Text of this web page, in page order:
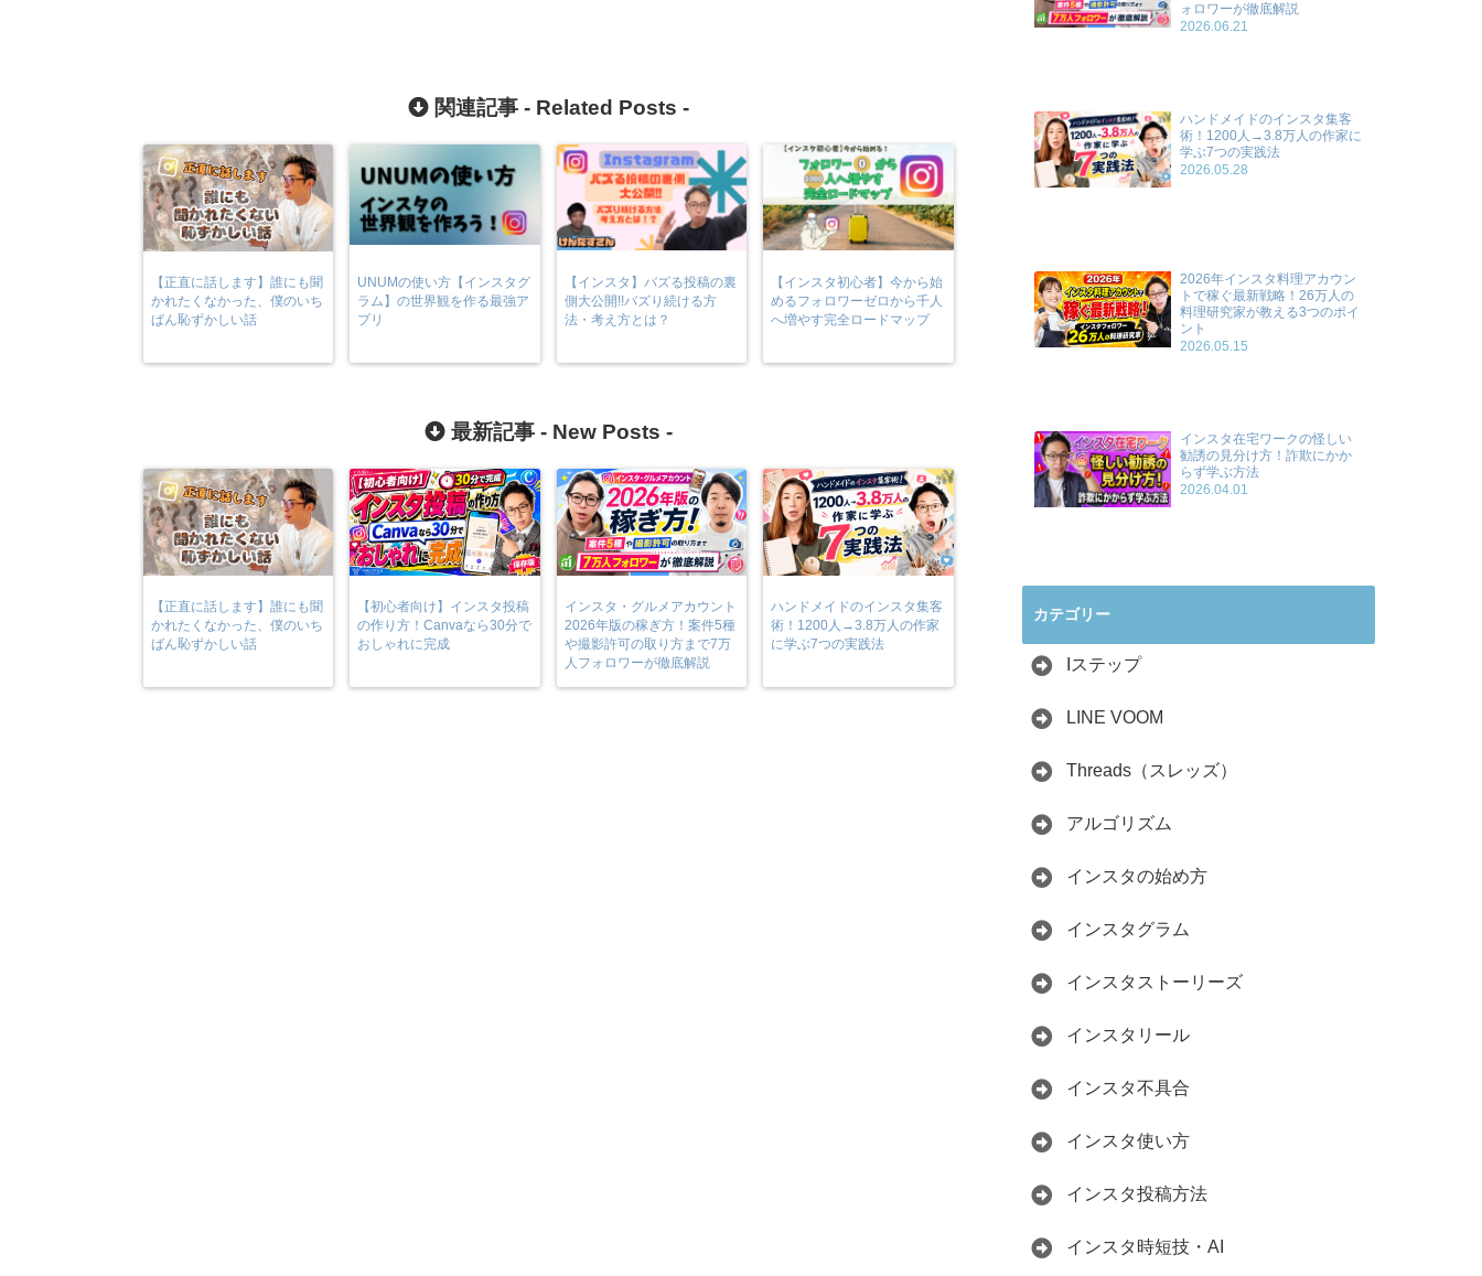
関連記事 - Related Posts -
【正直に話します】誰にも聞
かれたくなかった、僕のいち
ばん恥ずかしい話
UNUMの使い方【インスタグ
ラム】の世界観を作る最強ア
プリ
【インスタ】バズる投稿の裏
側大公開!!バズり続ける方
法・考え方とは？
【インスタ初心者】今から始
めるフォロワーゼロから千人
へ増やす完全ロードマップ
最新記事 - New Posts -
【正直に話します】誰にも聞
かれたくなかった、僕のいち
ばん恥ずかしい話
【初心者向け】インスタ投稿
の作り方！Canvaなら30分で
おしゃれに完成
インスタ・グルメアカウント
2026年版の稼ぎ方！案件5種
や撮影許可の取り方まで7万
人フォロワーが徹底解説
ハンドメイドのインスタ集客
術！1200人→3.8万人の作家
に学ぶ7つの実践法
ォロワーが徹底解説
2026.06.21
ハンドメイドのインスタ集客
術！1200人→3.8万人の作家に
学ぶ7つの実践法
2026.05.28
2026年インスタ料理アカウン
トで稼ぐ最新戦略！26万人の
料理研究家が教える3つのポイ
ント
2026.05.15
インスタ在宅ワークの怪しい
勧誘の見分け方！詐欺にかか
らず学ぶ方法
2026.04.01
カテゴリー
Iステップ
LINE VOOM
Threads（スレッズ）
アルゴリズム
インスタの始め方
インスタグラム
インスタストーリーズ
インスタリール
インスタ不具合
インスタ使い方
インスタ投稿方法
インスタ時短技・AI